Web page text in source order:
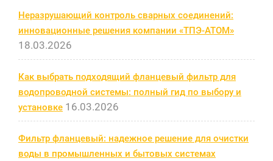
Неразрушающий контроль сварных соединений:
инновационные решения компании «ТПЭ-АТОМ»
18.03.2026
Как выбрать подходящий фланцевый фильтр для
водопроводной системы: полный гид по выбору и
установке 16.03.2026
Фильтр фланцевый: надежное решение для очистки
воды в промышленных и бытовых системах